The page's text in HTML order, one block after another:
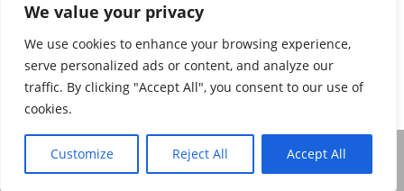
We value your privacy
We use cookies to enhance your browsing experience,
serve personalized ads or content, and analyze our
traffic. By clicking "Accept All", you consent to our use of
cookies.
Customize Reject All Accept All
Impressum & Datenschutz